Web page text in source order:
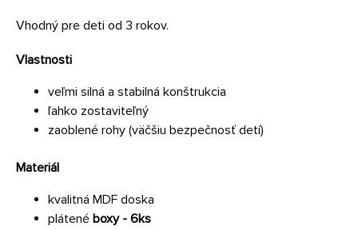
Vhodný pre deti od 3 rokov.
Vlastnosti
veľmi silná a stabilná konštrukcia
ľahko zostaviteľný
zaoblené rohy (väčšiu bezpečnosť detí)
Materiál
kvalitná MDF doska
plátené boxy - 6ks